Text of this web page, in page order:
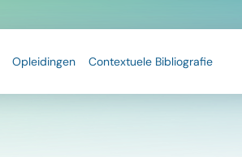
Opleidingen Contextuele Bibliografie